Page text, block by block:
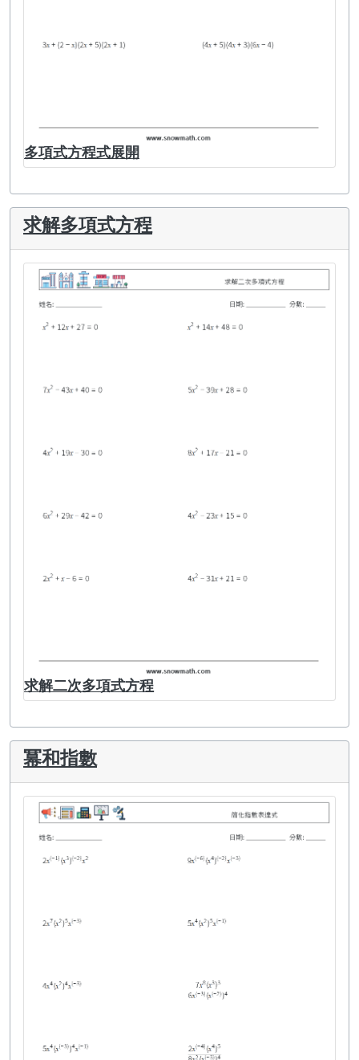
多項式方程式展開
求解多項式方程
求解二次多項式方程
冪和指數